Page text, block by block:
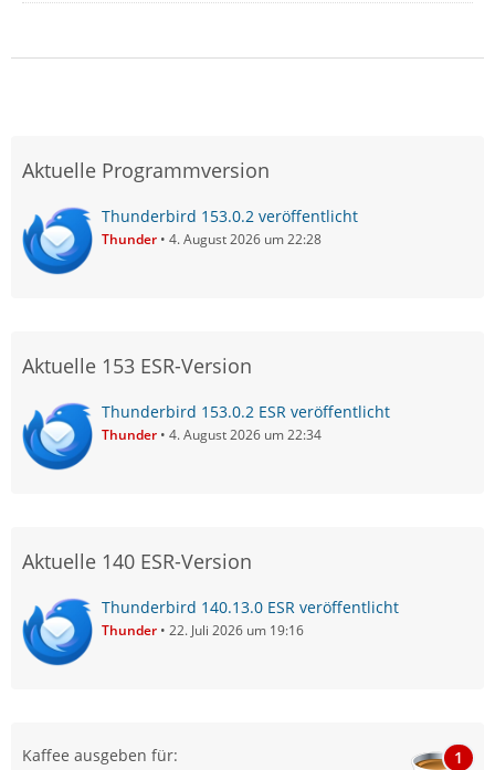
Aktuelle Programmversion
Thunderbird 153.0.2 veröffentlicht
Thunder 4. August 2026 um 22:28
Aktuelle 153 ESR-Version
Thunderbird 153.0.2 ESR veröffentlicht
Thunder 4. August 2026 um 22:34
Aktuelle 140 ESR-Version
Thunderbird 140.13.0 ESR veröffentlicht
Thunder 22. Juli 2026 um 19:16
Kaffee ausgeben für: 1